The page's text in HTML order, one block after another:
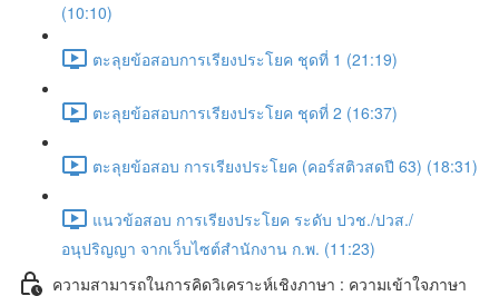
(10:10)
ตะลุยข้อสอบการเรียงประโยค ชุดที่ 1 (21:19)
ตะลุยข้อสอบการเรียงประโยค ชุดที่ 2 (16:37)
ตะลุยข้อสอบ การเรียงประโยค (คอร์สติวสดปี 63) (18:31)
แนวข้อสอบ การเรียงประโยค ระดับ ปวช./ปวส./
อนุปริญญา จากเว็บไซต์สำนักงาน ก.พ. (11:23)
ความสามารถในการคิดวิเคราะห์เชิงภาษา : ความเข้าใจภาษา